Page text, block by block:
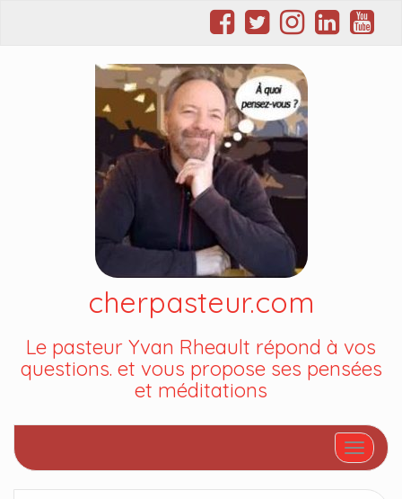
cherpasteur.com
Le pasteur Yvan Rheault répond à vos
questions. et vous propose ses pensées
et méditations
Afficher/